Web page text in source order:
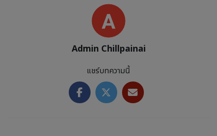
Admin Chillpainai
แชร์บทความนี้